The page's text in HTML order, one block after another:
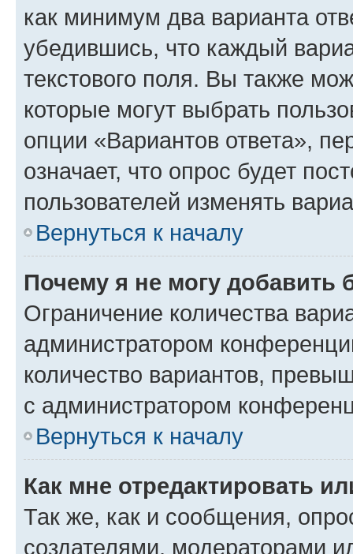
как минимум два варианта
убедившись, что каждый
текстового поля. Вы также
которые могут выбрать
опции «Вариантов ответа»,
означает, что опрос будет
пользователей изменять
Вернуться к началу
Почему я не могу добавить
Ограничение количества
администратором
количество вариантов,
с администратором
Вернуться к началу
Как мне отредактировать
Так же, как и сообщения,
создателями, модераторами